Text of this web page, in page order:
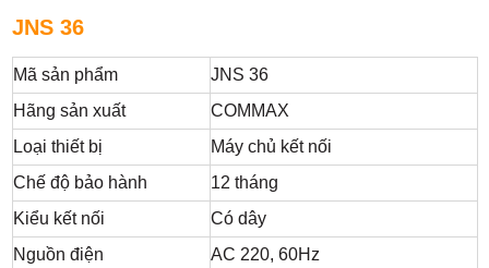
JNS 36
Mã sản phẩm
JNS 36
Hãng sản xuất
COMMAX
Loại thiết bị
Máy chủ kết nối
Chế độ bảo hành
12 tháng
Kiểu kết nối
Có dây
Nguồn điện
AC 220, 60Hz